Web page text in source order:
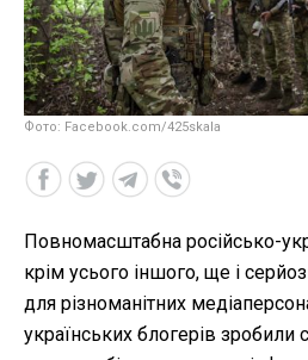
Фото: Facebook.com/425skala
Повномасштабна російсько-
крім усього іншого, ще і
для різноманітних
українських блогерів зробили